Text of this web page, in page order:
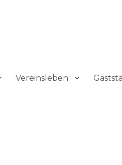
Vereinsleben